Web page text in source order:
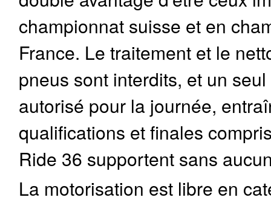
championnat suisse et en
France. Le traitement et le
pneus sont interdits, et un
autorisé pour la journée,
qualifications et finales
Ride 36 supportent sans
La motorisation est libre en